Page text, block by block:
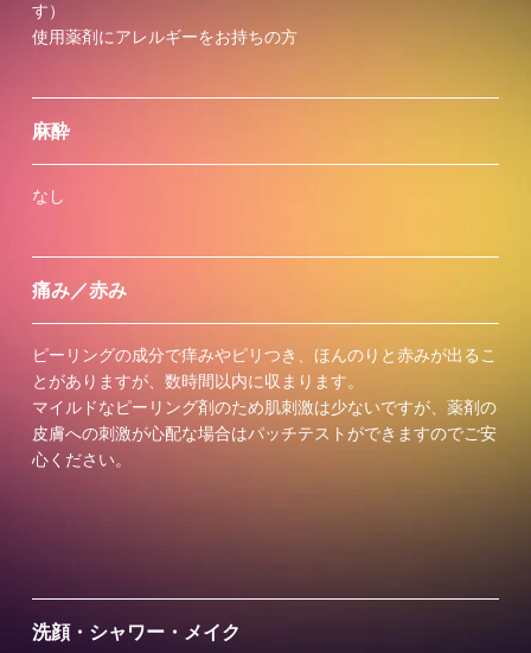
す）
使用薬剤にアレルギーをお持ちの方
麻酔
なし
痛み／赤み
ピーリングの成分で痒みやピリつき、ほんのりと赤みが出るこ
とがありますが、数時間以内に収まります。
マイルドなピーリング剤のため肌刺激は少ないですが、薬剤の
皮膚への刺激が心配な場合はパッチテストができますのでご安
心ください。
洗顔・シャワー・メイク